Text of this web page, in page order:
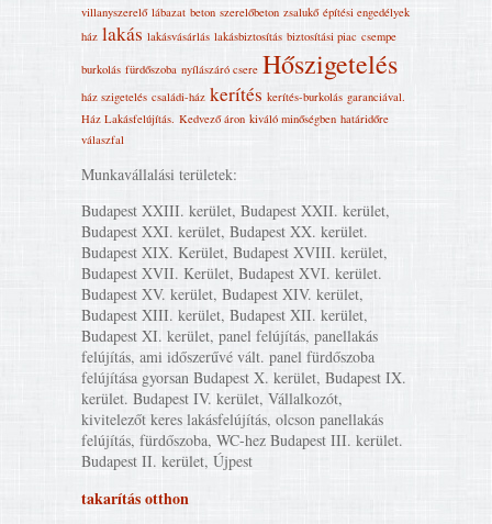
villanyszerelő lábazat beton szerelőbeton zsalukő építési engedélyek
ház lakás lakásvásárlás lakásbiztosítás biztosítási piac csempe
burkolás fürdőszoba nyílászáró csere Hőszigetelés
ház szigetelés családi-ház kerítés kerítés-burkolás garanciával.
Ház Lakásfelújítás‎. Kedvező áron kiváló minőségben határidőre
válaszfal
Munkavállalási területek:
Budapest XXIII. kerület, Budapest XXII. kerület,
Budapest XXI. kerület, Budapest XX. kerület.
Budapest XIX. Kerület, Budapest XVIII. kerület,
Budapest XVII. Kerület, Budapest XVI. kerület.
Budapest XV. kerület, Budapest XIV. kerület,
Budapest XIII. kerület, Budapest XII. kerület,
Budapest XI. kerület, panel felújítás, panellakás
felújítás, ami időszerűvé vált. panel fürdőszoba
felújítása gyorsan Budapest X. kerület, Budapest IX.
kerület. Budapest IV. kerület, Vállalkozót,
kivitelezőt keres lakásfelújítás, olcson panellakás
felújítás, fürdőszoba, WC-hez Budapest III. kerület.
Budapest II. kerület, Újpest
takarítás otthon